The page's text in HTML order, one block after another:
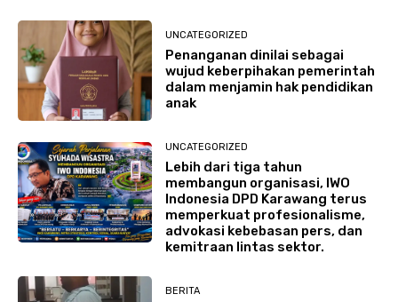
UNCATEGORIZED
Penanganan dinilai sebagai
wujud keberpihakan pemerintah
dalam menjamin hak pendidikan
anak
UNCATEGORIZED
Lebih dari tiga tahun
membangun organisasi, IWO
Indonesia DPD Karawang terus
memperkuat profesionalisme,
advokasi kebebasan pers, dan
kemitraan lintas sektor.
BERITA